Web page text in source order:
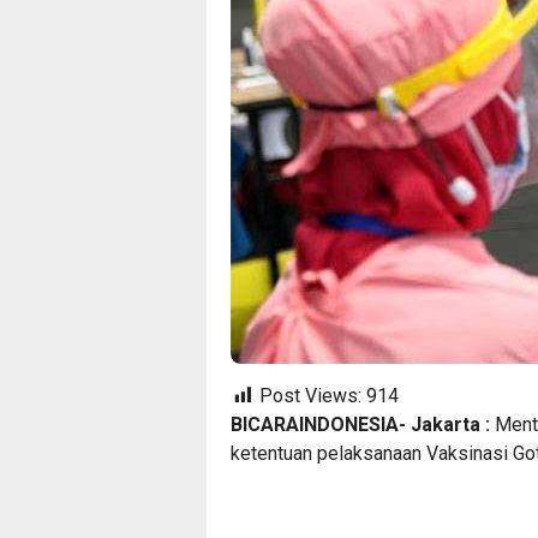
Post Views: 914
BICARAINDONESIA- Jakarta :
ketentuan pelaksanaan Vaksinasi